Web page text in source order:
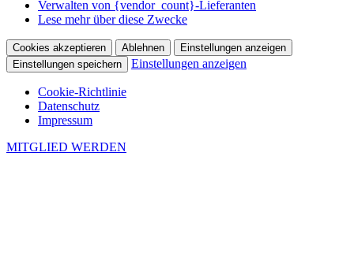
Verwalten von {vendor_count}-Lieferanten
Lese mehr über diese Zwecke
Cookies akzeptieren Ablehnen
Einstellungen anzeigen
Einstellungen speichern
Einstellungen anzeigen
Cookie-Richtlinie
Datenschutz
Impressum
MITGLIED WERDEN